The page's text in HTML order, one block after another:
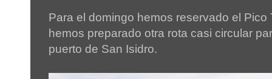
Para el domingo hemos reservado el Pico
hemos preparado otra rota casi circular
puerto de San Isidro.